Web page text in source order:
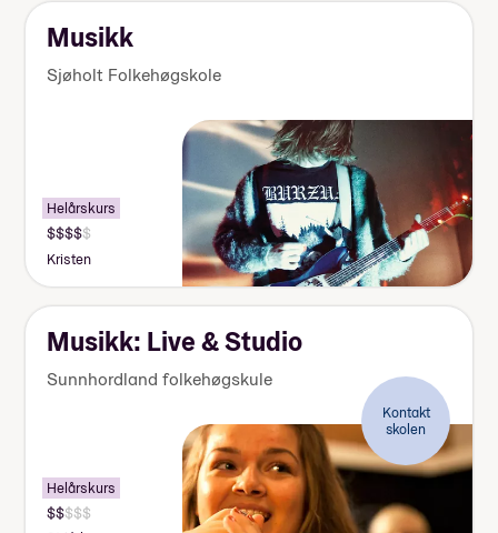
Musikk
Sjøholt Folkehøgskole
Helårskurs
Kristen
Musikk: Live & Studio
Sunnhordland folkehøgskule
Kontakt
skolen
Helårskurs